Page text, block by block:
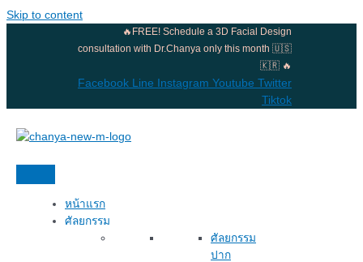
Skip to content
🔥FREE! Schedule a 3D Facial Design
consultation with Dr.Chanya only this month 🇺🇸
🇰🇷 🔥
Facebook Line Instagram Youtube Twitter
Tiktok
หน้าแรก
ศัลยกรรม
ศัลยกรรม
ปาก